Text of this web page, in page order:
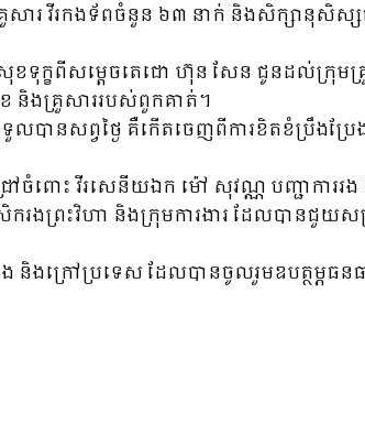
សារ វីរកងទ័ពចំនួន ៦៣ នាក់ និងសិក្សានុសិ
សុខទុក្ខពីសម្ដេចតេជោ ហ៊ុន សែន ជូនដល់ក្
និងគ្រួសាររបស់ពួកគាត់។
ានសព្វថ្ងៃ គឺកើតចេញពីការខិតខំប្រឹងប្រ
ចំពោះ វីរសេនីយឯក ម៉ៅ សុវណ្ណ បញ្ជាការ
សិករងព្រះវិហា និងក្រុមការងារ ដែលបានជួ
ក្រៅប្រទេស ដែលបានចូលរួមឧបត្ថម្ភធន